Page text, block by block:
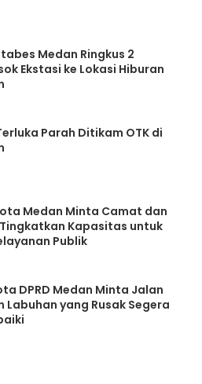
Medan Ringkus 2
Ekstasi ke Lokasi Hiburan
Parah Ditikam OTK di
Medan Minta Camat dan
Kapasitas untuk
Publik
DPRD Medan Minta Jalan
Labuhan yang Rusak Segera